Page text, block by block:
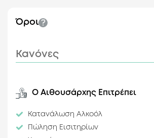
Ηλιόλουστος
Ξύλινο Πάτωμα
(ενιαίος χώρος)
Κοντινό πάρκινγκ
Πρόσβαση μέσω
Ασφάλτου
Σε Αναγνωρίσιμο
Όροι
Κανόνες
Ο Αιθουσάρχης Επιτρέπει
Κατανάλωση Αλκοόλ
Πώληση Εισιτηρίων